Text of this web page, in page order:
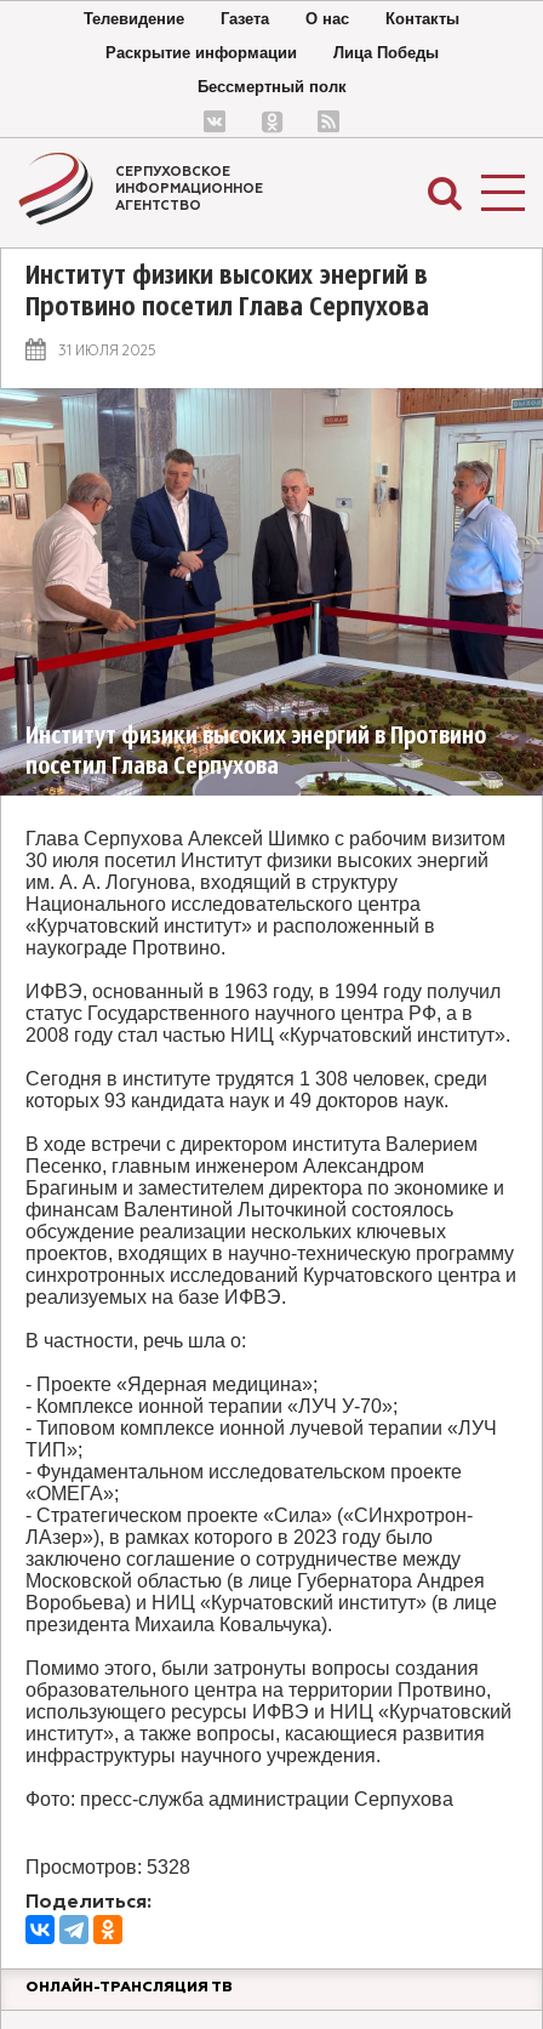
Телевидение Газета О нас
Контакты
Раскрытие информации
Лица Победы
Бессмертный полк
СЕРПУХОВСКОЕ
ИНФОРМАЦИОННОЕ
АГЕНТСТВО
Институт физики высоких энергий в
Протвино посетил Глава Серпухова
31 ИЮЛЯ 2025
Институт физики высоких энергий в Протвино
посетил Глава Серпухова
Глава Серпухова Алексей Шимко с рабочим визитом
30 июля посетил Институт физики высоких энергий
им. А. А. Логунова, входящий в структуру
Национального исследовательского центра
«Курчатовский институт» и расположенный в
наукограде Протвино.
ИФВЭ, основанный в 1963 году, в 1994 году получил
статус Государственного научного центра РФ, а в
2008 году стал частью НИЦ «Курчатовский институт».
Сегодня в институте трудятся 1 308 человек, среди
которых 93 кандидата наук и 49 докторов наук.
В ходе встречи с директором института Валерием
Песенко, главным инженером Александром
Брагиным и заместителем директора по экономике и
финансам Валентиной Лыточкиной состоялось
обсуждение реализации нескольких ключевых
проектов, входящих в научно-техническую программу
синхротронных исследований Курчатовского центра и
реализуемых на базе ИФВЭ.
В частности, речь шла о:
- Проекте «Ядерная медицина»;
- Комплексе ионной терапии «ЛУЧ У-70»;
- Типовом комплексе ионной лучевой терапии «ЛУЧ
ТИП»;
- Фундаментальном исследовательском проекте
«ОМЕГА»;
- Стратегическом проекте «Сила» («СИнхротрон-
ЛАзер»), в рамках которого в 2023 году было
заключено соглашение о сотрудничестве между
Московской областью (в лице Губернатора Андрея
Воробьева) и НИЦ «Курчатовский институт» (в лице
президента Михаила Ковальчука).
Помимо этого, были затронуты вопросы создания
образовательного центра на территории Протвино,
использующего ресурсы ИФВЭ и НИЦ «Курчатовский
институт», а также вопросы, касающиеся развития
инфраструктуры научного учреждения.
Фото: пресс-служба администрации Серпухова
Просмотров: 5328
Поделиться:
ОНЛАЙН-ТРАНСЛЯЦИЯ ТВ